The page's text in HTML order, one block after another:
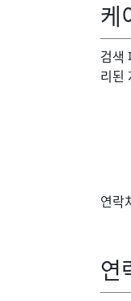
케
검색
리된
연락
연